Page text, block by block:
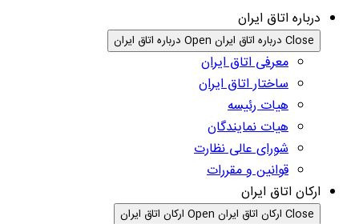
درباره اتاق ایران
Close درباره اتاق ایران Open درباره اتاق ایران
معرفی اتاق ایران
ساختار اتاق ایران
هیات رئیسه
هیات نمایندگان
شورای عالی نظارت
قوانین و مقررات
ارکان اتاق ایران
Close ارکان اتاق ایران Open ارکان اتاق ایران